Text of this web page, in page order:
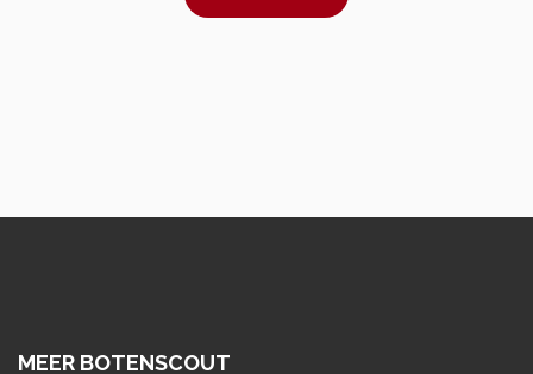
MEER BOTENSCOUT